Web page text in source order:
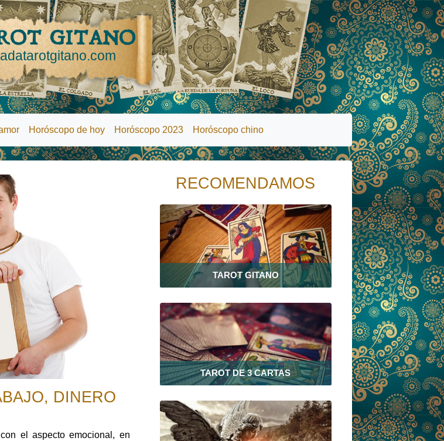
GITANO
Horóscopo de hoy Horóscopo 2023 Horóscopo chino
DINERO
el aspecto emocional, en
RECOMENDAMOS
TAROT GITANO
TAROT DE 3 CARTAS